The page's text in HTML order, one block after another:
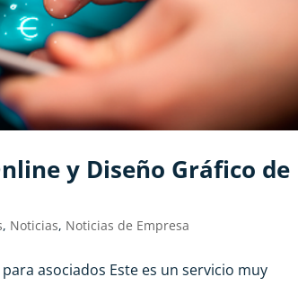
y Diseño Gráfico de
, Noticias, Noticias de Empresa
asociados Este es un servicio muy